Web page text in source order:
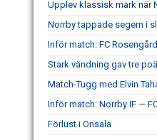
Upplev klassisk mark när
Norrby tappade segern i
Inför match: FC
Stark vändning gav tre
Match-Tugg med Elvin
Inför match: Norrby IF —
Förlust i Onsala